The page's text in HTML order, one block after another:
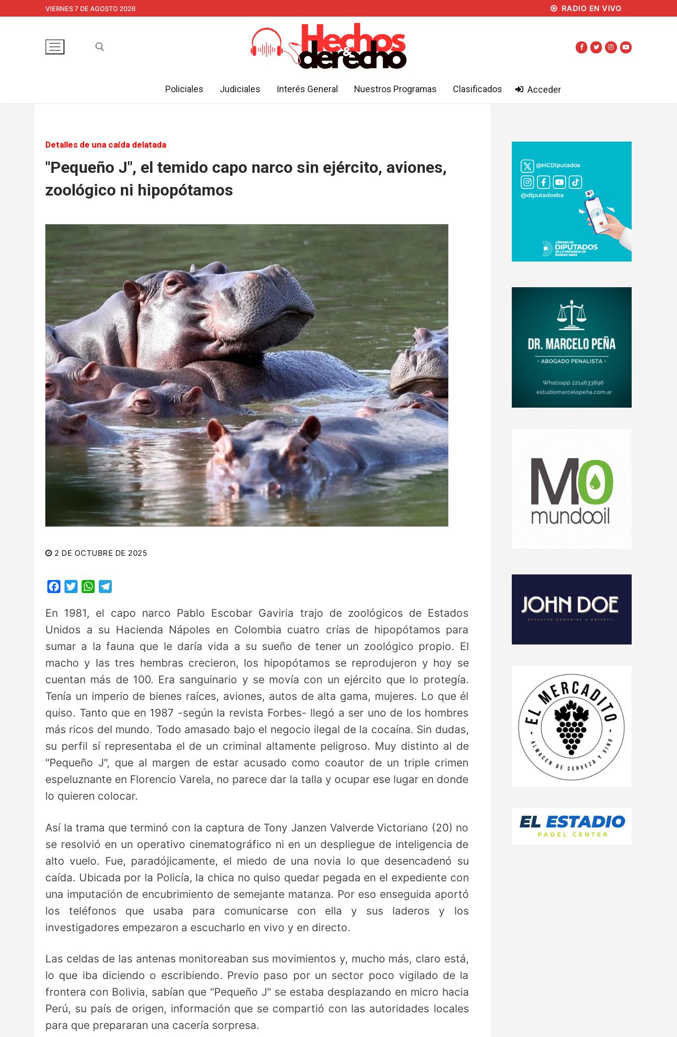
contenido
VIERNES 7 DE AGOSTO 2026 RADIO EN VIVO
Policiales Judiciales Interés General Nuestros Programas Clasificados Acceder
Detalles de una caída delatada
"Pequeño J", el temido capo narco sin ejército, aviones,
zoológico ni hipopótamos
2 DE OCTUBRE DE 2025
FacebookTwitterWhatsApp
En 1981, el capo narco Pablo Escobar Gaviria trajo de zoológicos de Estados
Unidos a su Hacienda Nápoles en Colombia cuatro crías de hipopótamos para
sumar a la fauna que le daría vida a su sueño de tener un zoológico propio. El
macho y las tres hembras crecieron, los hipopótamos se reprodujeron y hoy se
cuentan más de 100. Era sanguinario y se movía con un ejército que lo protegía.
Tenía un imperio de bienes raíces, aviones, autos de alta gama, mujeres. Lo que él
quiso. Tanto que en 1987 -según la revista Forbes- llegó a ser uno de los hombres
más ricos del mundo. Todo amasado bajo el negocio ilegal de la cocaína. Sin dudas,
su perfil sí representaba el de un criminal altamente peligroso. Muy distinto al de
"Pequeño J", que al margen de estar acusado como coautor de un triple crimen
espeluznante en Florencio Varela, no parece dar la talla y ocupar ese lugar en donde
lo quieren colocar.
Así la trama que terminó con la captura de Tony Janzen Valverde Victoriano (20) no
se resolvió en un operativo cinematográfico ni en un despliegue de inteligencia de
alto vuelo. Fue, paradójicamente, el miedo de una novia lo que desencadenó su
caída. Ubicada por la Policía, la chica no quiso quedar pegada en el expediente con
una imputación de encubrimiento de semejante matanza. Por eso enseguida aportó
los teléfonos que usaba para comunicarse con ella y sus laderos y los
investigadores empezaron a escucharlo en vivo y en directo.
Las celdas de las antenas monitoreaban sus movimientos y, mucho más, claro está,
lo que iba diciendo o escribiendo. Previo paso por un sector poco vigilado de la
frontera con Bolivia, sabían que "Pequeño J" se estaba desplazando en micro hacia
Perú, su país de origen, información que se compartió con las autoridades locales
para que prepararan una cacería sorpresa.